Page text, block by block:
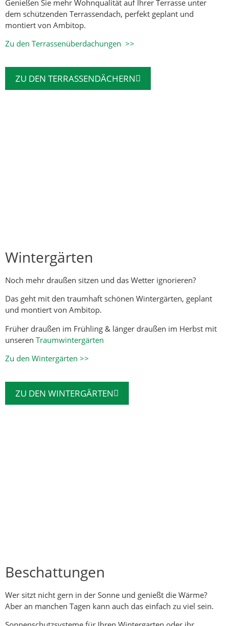
Genießen Sie mehr Wohnqualität auf Ihrer Terrasse unter
dem schützenden Terrassendach, perfekt geplant und
montiert von Ambitop.
Zu den Terrassenüberdachungen >>
ZU DEN TERRASSENDÄCHERN
Wintergärten
Noch mehr draußen sitzen und das Wetter ignorieren?
Das geht mit den traumhaft schönen Wintergärten, geplant
und montiert von Ambitop.
Früher draußen im Frühling & länger draußen im Herbst mit
unseren Traumwintergärten
Zu den Wintergärten >>
ZU DEN WINTERGÄRTEN
Beschattungen
Wer sitzt nicht gern in der Sonne und genießt die Wärme?
Aber an manchen Tagen kann auch das einfach zu viel sein.